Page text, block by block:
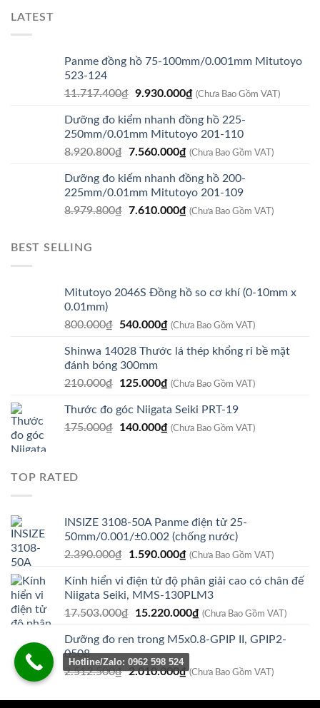
LATEST
Panme đồng hồ 75-100mm/0.001mm Mitutoyo
523-124
11.717.400₫ Giá
là:
11.717.400₫.
9.930.000₫Giá
tại
là:
9.930.000₫.
(Chưa Bao Gồm VAT)
Dưỡng đo kiểm nhanh đồng hồ 225-
250mm/0.01mm Mitutoyo 201-110
8.920.800₫ Giá
là:
8.920.800₫.
7.560.000₫Giá
tại
là:
7.560.000₫.
(Chưa Bao Gồm VAT)
Dưỡng đo kiểm nhanh đồng hồ 200-
225mm/0.01mm Mitutoyo 201-109
8.979.800₫ Giá
7.610.000₫Giá
(Chưa Bao Gồm VAT)
BEST SELLING
Mitutoyo 2046S Đồng hồ so cơ khí (0-10mm x
0.01mm)
800.000₫
Giá
là:
800.000₫.
540.000₫Giá
tại
540.000₫.
(Chưa Bao Gồm VAT)
Shinwa 14028 Thước lá thép khổng rỉ bề mặt
đánh bóng 300mm
210.000₫
Giá
là:
210.000₫.
125.000₫Giá
tại
là:
(Chưa Bao Gồm VAT)
Thước đo góc Niigata Seiki PRT-19
175.000₫
Giá
140.000₫Giá
(Chưa Bao Gồm VAT)
TOP RATED
INSIZE 3108-50A Panme điện tử 25-
50mm/0.001/±0.002 (chống nước)
2.390.000₫
Giá
là:
2.390.000₫.
1.590.000₫Giá
tại
là:
1.590.000₫.
(Chưa Bao Gồm VAT)
Kính hiển vi điện tử độ phân giải cao có chân đế
Niigata Seiki, MMS-130PLM3
17.503.000₫
Giá
là:
17.503.000₫.
15.220.000₫Giá
tại
15.220.000₫.
(Chưa Bao Gồm VAT)
Dưỡng đo ren trong M5x0.8-GPIP II, GPIP2-
0508
2.512.500₫ Giá
là:
2.010.000₫Giá
tại
(Chưa Bao Gồm VAT)
Hotline/Zalo: 0962 598 524